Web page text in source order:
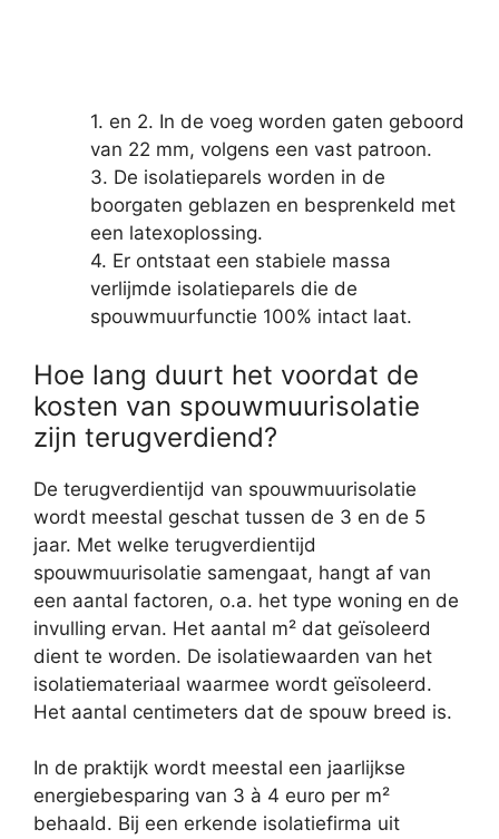
1. en 2. In de voeg worden gaten geboord
van 22 mm, volgens een vast patroon.
3. De isolatieparels worden in de
boorgaten geblazen en besprenkeld met
een latexoplossing.
4. Er ontstaat een stabiele massa
verlijmde isolatieparels die de
spouwmuurfunctie 100% intact laat.
Hoe lang duurt het voordat de
kosten van spouwmuurisolatie
zijn terugverdiend?
De terugverdientijd van spouwmuurisolatie
wordt meestal geschat tussen de 3 en de 5
jaar. Met welke terugverdientijd
spouwmuurisolatie samengaat, hangt af van
een aantal factoren, o.a. het type woning en de
invulling ervan. Het aantal m² dat geïsoleerd
dient te worden. De isolatiewaarden van het
isolatiemateriaal waarmee wordt geïsoleerd.
Het aantal centimeters dat de spouw breed is.
In de praktijk wordt meestal een jaarlijkse
energiebesparing van 3 à 4 euro per m²
behaald. Bij een erkende isolatiefirma uit